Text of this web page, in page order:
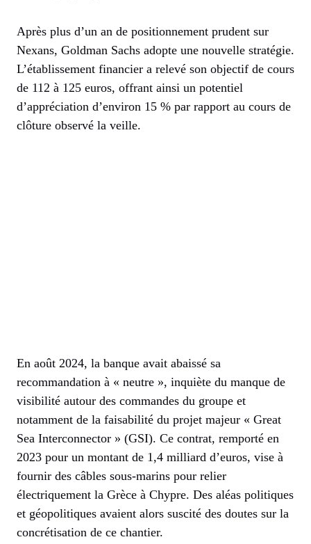
Après plus d’un an de positionnement prudent sur
Nexans, Goldman Sachs adopte une nouvelle stratégie.
L’établissement financier a relevé son objectif de cours
de 112 à 125 euros, offrant ainsi un potentiel
d’appréciation d’environ 15 % par rapport au cours de
clôture observé la veille.
En août 2024, la banque avait abaissé sa
recommandation à « neutre », inquiète du manque de
visibilité autour des commandes du groupe et
notamment de la faisabilité du projet majeur « Great
Sea Interconnector » (GSI). Ce contrat, remporté en
2023 pour un montant de 1,4 milliard d’euros, vise à
fournir des câbles sous-marins pour relier
électriquement la Grèce à Chypre. Des aléas politiques
et géopolitiques avaient alors suscité des doutes sur la
concrétisation de ce chantier.